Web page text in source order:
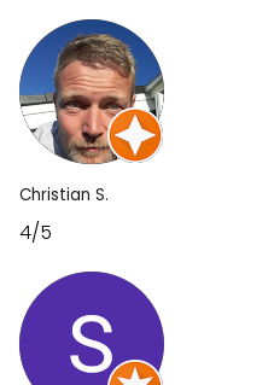
Christian S.
4/5